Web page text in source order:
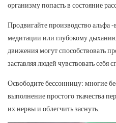
организму попасть в состояние
Продвигайте производство альфа
медитации или глубокому
движения могут способствовать
заставляя людей чувствовать себя
Освободите бессонницу: многие
выполнение простого ткачества
их нервы и облегчить заснуть.